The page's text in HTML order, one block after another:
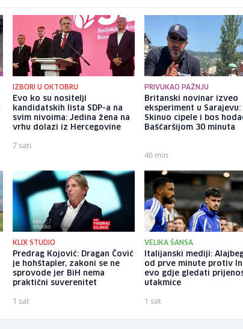
IZBORI U OKTOBRU
Evo ko su nositelji
kandidatskih lista SDP-a na
svim nivoima: Jedina žena na
vrhu dolazi iz Hercegovine
7 sati
PRIVUKAO PAŽNJU
Britanski novinar izveo
eksperiment u Sarajevu:
Skinuo cipele i bos
Baščaršijom 30 minuta
46 min
KLIX STUDIO
Predrag Kojović: Dragan Čović
je hohštapler, zakoni se ne
sprovode jer BiH nema
praktični suverenitet
1 sat
VELIKA ŠANSA
Italijanski mediji:
od prve minute protiv
evo gdje gledati
utakmice
1 sat